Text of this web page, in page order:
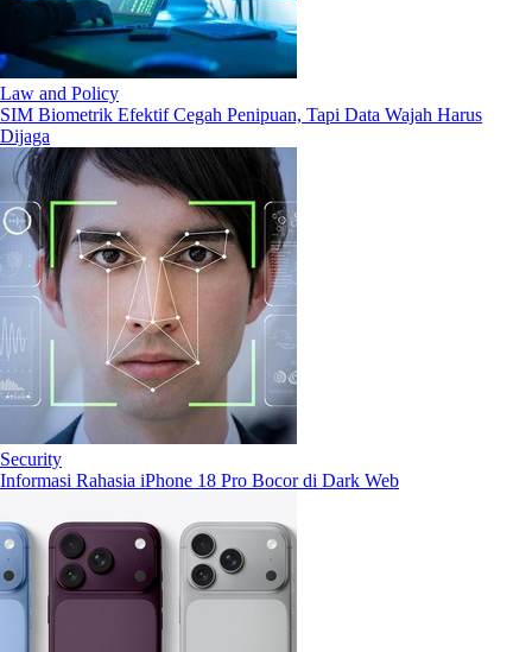
Law and Policy
SIM Biometrik Efektif Cegah Penipuan, Tapi Data Wajah Harus
Dijaga
Security
Informasi Rahasia iPhone 18 Pro Bocor di Dark Web